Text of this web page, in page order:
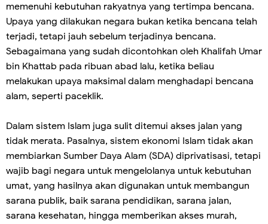
memenuhi kebutuhan rakyatnya yang tertimpa bencana.
Upaya yang dilakukan negara bukan ketika bencana telah
terjadi, tetapi jauh sebelum terjadinya bencana.
Sebagaimana yang sudah dicontohkan oleh Khalifah Umar
bin Khattab pada ribuan abad lalu, ketika beliau
melakukan upaya maksimal dalam menghadapi bencana
alam, seperti paceklik.
Dalam sistem Islam juga sulit ditemui akses jalan yang
tidak merata. Pasalnya, sistem ekonomi Islam tidak akan
membiarkan Sumber Daya Alam (SDA) diprivatisasi, tetapi
wajib bagi negara untuk mengelolanya untuk kebutuhan
umat, yang hasilnya akan digunakan untuk membangun
sarana publik, baik sarana pendidikan, sarana jalan,
sarana kesehatan, hingga memberikan akses murah,